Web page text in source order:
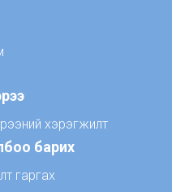
хэрэгжилт
барих
гаргах